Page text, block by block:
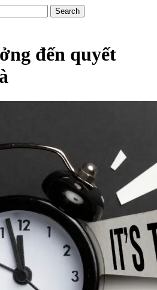
đến quyết